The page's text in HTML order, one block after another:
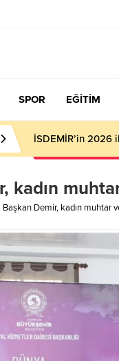
SPOR EĞİTİM
Trabzonspor’da
kadın
Başkan Demir, kadın muhtar